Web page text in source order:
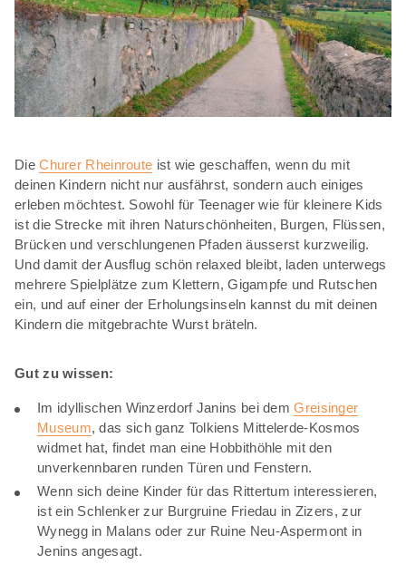
DieChurer Rheinroute ist wie geschaffen, wenn du mit
deinen Kindern nicht nur ausfährst, sondern auch einiges
erleben möchtest. Sowohl für Teenager wie für kleinere Kids
ist die Strecke mit ihren Naturschönheiten, Burgen, Flüssen,
Brücken und verschlungenen Pfaden äusserst kurzweilig.
Und damit der Ausflug schön relaxed bleibt, laden unterwegs
mehrere Spielplätze zum Klettern, Gigampfe und Rutschen
ein, und auf einer der Erholungsinseln kannst du mit deinen
Kindern die mitgebrachte Wurst bräteln.
Gut zu wissen:
Im idyllischen Winzerdorf Janins bei demGreisinger
Museum, das sich ganz Tolkiens Mittelerde-Kosmos
widmet hat, findet man eine Hobbithöhle mit den
unverkennbaren runden Türen und Fenstern.
Wenn sich deine Kinder für das Rittertum interessieren,
ist ein Schlenker zur Burgruine Friedau in Zizers, zur
Wynegg in Malans oder zur Ruine Neu-Aspermont in
Jenins angesagt.